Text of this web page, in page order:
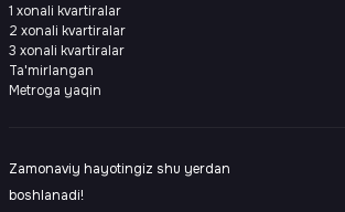
1 xonali kvartiralar
2 xonali kvartiralar
3 xonali kvartiralar
Ta'mirlangan
Metroga yaqin
Zamonaviy hayotingiz shu yerdan
boshlanadi!